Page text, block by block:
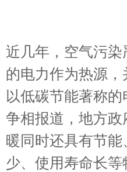
近几年，空气污
的电力作为热源
以低碳节能著称
争相报道，地方
暖同时还具有节
少、使用寿命长